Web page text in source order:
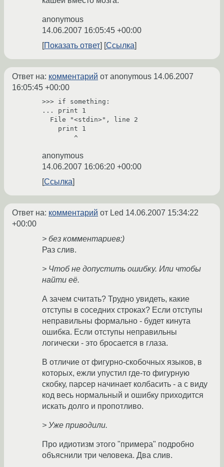
anonymous
14.06.2007 16:05:45 +00:00
Показать ответ
Ссылка
Ответ на: комментарий от anonymous 14.06.2007
16:05:45 +00:00
>>> if something:
... print 1
anonymous
14.06.2007 16:06:20 +00:00
Ссылка
Ответ на: комментарий от Led 14.06.2007 15:34:22
+00:00
> без комментариев:)
Раз слив.
> Чтоб не допустить ошибку. Или чтобы
найти её.
А зачем считать? Трудно увидеть, какие
отступы в соседних строках? Если отступы
неправильны формально - будет кинута
ошибка. Если отступы неправильны
логически - это бросается в глаза.
В отличие от фигурно-скобочных языков, в
которых, ежли упустил где-то фигурную
скобку, парсер начинает колбасить - а с виду
код весь нормальный и ошибку приходится
искать долго и пропотливо.
> Уже приводили.
Про идиотизм этого "примера" подробно
объяснили три человека. Два слив.